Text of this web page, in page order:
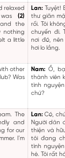
relaxed
(2)
the
nothing
a little
Lan: Tuyệt!
thư giãn
rối. Tôi
chuyến đi.
nơi đó,
hơi lo lắng.
other
Was
Nam: Ồ,
thành viên
tình
chứ?
The
and
for our
I'm
Lan: Có,
Người dân
thiện và
tôi đang
tình
hè. Tôi rất